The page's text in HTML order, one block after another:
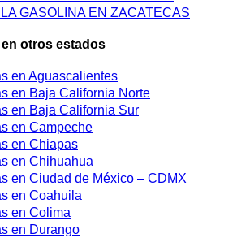
GASOLINA EN ZACATECAS
otros estados
en Aguascalientes
en Baja California Norte
en Baja California Sur
en Campeche
en Chiapas
en Chihuahua
en Ciudad de México – CDMX
en Coahuila
en Colima
en Durango